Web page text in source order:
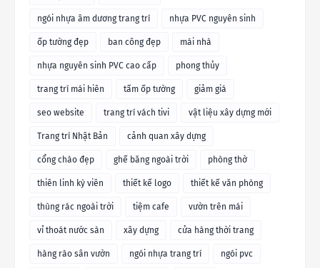
ngói nhựa âm dương trang trí nhựa PVC nguyên sinh
ốp tường đẹp ban công đẹp mái nhà
nhựa nguyên sinh PVC cao cấp phong thủy
trang trí mái hiên tấm ốp tường giảm giá
seo website trang trí vách tivi vật liệu xây dựng mới
Trang trí Nhật Bản cảnh quan xây dựng
cổng chào đẹp ghế băng ngoài trời phòng thờ
thiên linh kỳ viên thiết kế logo thiết kế văn phòng
thùng rác ngoài trời tiệm cafe vườn trên mái
vỉ thoát nước sàn xây dựng cửa hàng thời trang
hàng rào sân vườn ngói nhựa trang trí ngói pvc